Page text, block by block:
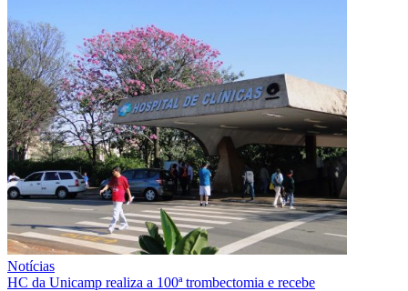
Notícias
HC da Unicamp realiza a 100ª trombectomia e recebe